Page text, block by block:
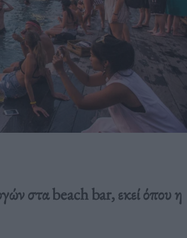
στα beach bar, εκεί όπου η